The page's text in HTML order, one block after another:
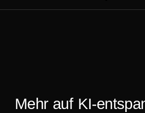
Mehr auf KI-